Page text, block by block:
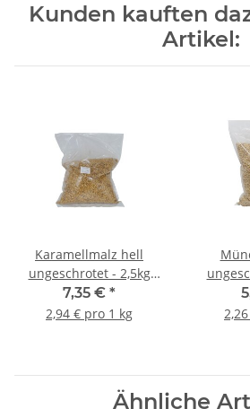
Kunden kauften
Artikel:
Karamellmalz hell
ungeschrotet - 2,5kg
Beutel
7,35 € *
2,94 € pro 1 kg
Ähnliche